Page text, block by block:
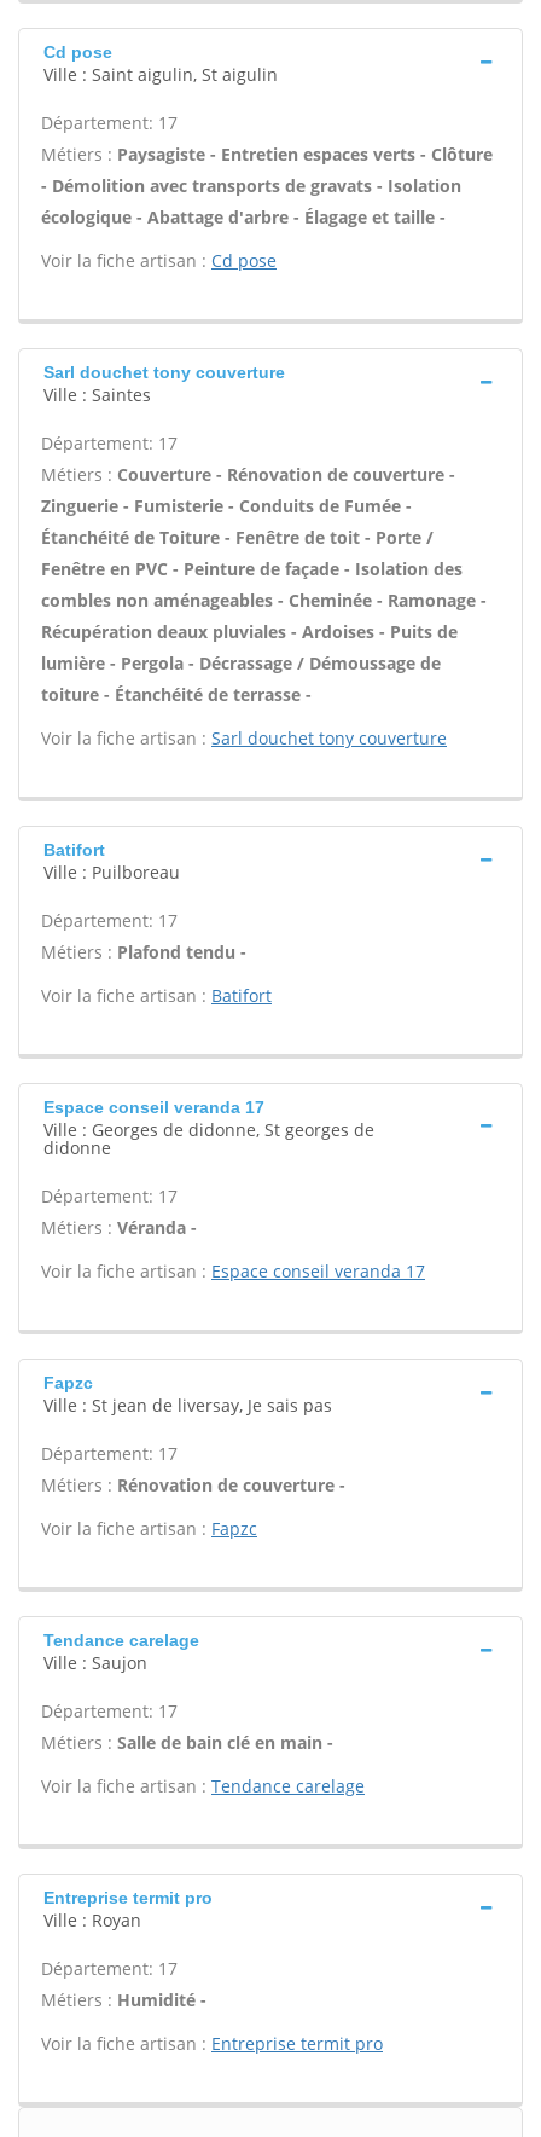
Cd pose
Ville : Saint aigulin, St aigulin
Département: 17
Métiers : Paysagiste - Entretien espaces verts - Clôture
- Démolition avec transports de gravats - Isolation
écologique - Abattage d'arbre - Élagage et taille -
Voir la fiche artisan : Cd pose
Sarl douchet tony couverture
Ville : Saintes
Département: 17
Métiers : Couverture - Rénovation de couverture -
Zinguerie - Fumisterie - Conduits de Fumée -
Étanchéité de Toiture - Fenêtre de toit - Porte /
Fenêtre en PVC - Peinture de façade - Isolation des
combles non aménageables - Cheminée - Ramonage -
Récupération deaux pluviales - Ardoises - Puits de
lumière - Pergola - Décrassage / Démoussage de
toiture - Étanchéité de terrasse -
Voir la fiche artisan : Sarl douchet tony couverture
Batifort
Ville : Puilboreau
Département: 17
Métiers : Plafond tendu -
Voir la fiche artisan : Batifort
Espace conseil veranda 17
Ville : Georges de didonne, St georges de
didonne
Département: 17
Métiers : Véranda -
Voir la fiche artisan : Espace conseil veranda 17
Fapzc
Ville : St jean de liversay, Je sais pas
Département: 17
Métiers : Rénovation de couverture -
Voir la fiche artisan : Fapzc
Tendance carelage
Ville : Saujon
Département: 17
Métiers : Salle de bain clé en main -
Voir la fiche artisan : Tendance carelage
Entreprise termit pro
Ville : Royan
Département: 17
Métiers : Humidité -
Voir la fiche artisan : Entreprise termit pro